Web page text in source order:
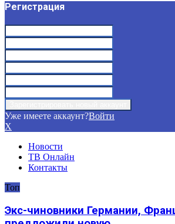
Регистрация
Уже имеете аккаунт?Войти
X
Новости
ТВ Онлайн
Контакты
Топ
Экс-чиновники Германии,